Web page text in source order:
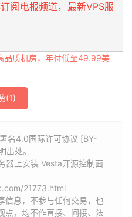
阅电报频道，最新VPS服
品质机房，年付低至49.99美
(1)
名4.0国际许可协议 [BY-
出处。
器上安装 Vesta开源控制面
21773.html
信息，不参与任何交易，也
点，均不作直接、间接、法